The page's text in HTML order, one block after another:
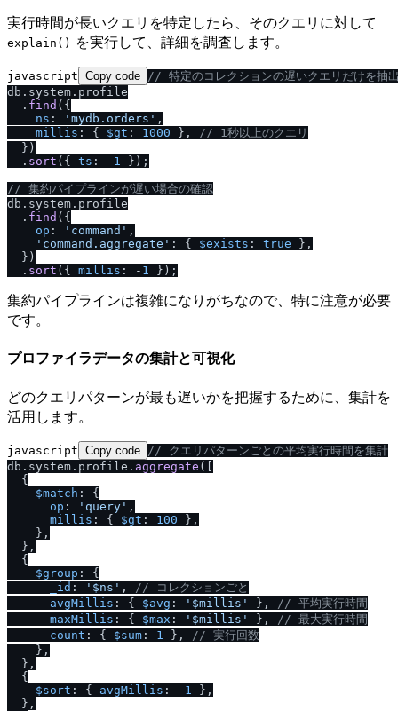
実行時間が長いクエリを特定したら、そのクエリに対して
explain() を実行して、詳細を調査します。
javascript Copy code / / 特定のコレクションの遅いクエリだけを抽
db. system . profile
  .
find ({
ns : 'mydb.orders' ,
millis : { $gt : 1000 }, / / 1秒以上のクエリ
  })
  .
sort ({ ts : - 1 });
/ / 集約パイプラインが遅い場合の確認
db. system . profile
  .
find ({
op : 'command' ,
'command.aggregate' : { $exists : true },
  })
  .
sort ({ millis : - 1
集約パイプラインは複雑になりがちなので、特に注意が必要
です。
プロファイラデータの集計と可視化
どのクエリパターンが最も遅いかを把握するために、集計を
活用します。
javascript Copy code / / クエリパターンごとの平均実行時間を集計
db. system . profile . aggregate ([
  {
$match : {
op : 'query' ,
millis : { $gt : 100 },
    },
  },
  {
$group : {
_id : '$ns' , / / コレクションごと
avgMillis : { $avg : '$millis' }, / / 平均実行時間
maxMillis : { $max : '$millis' }, / / 最大実行時間
count : { $sum : 1 }, / / 実行回数
    },
  },
  {
$sort : { avgMillis : - 1
},
  },